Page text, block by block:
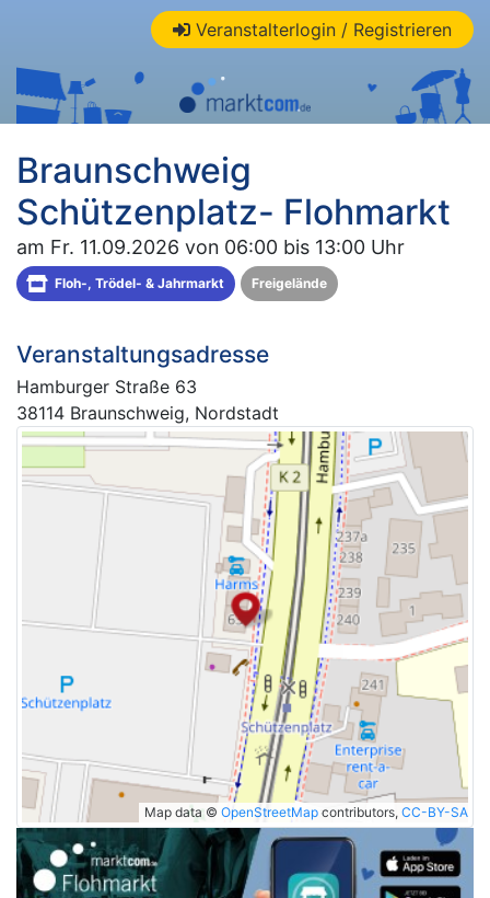
Veranstalterlogin / Registrieren
Braunschweig
Schützenplatz- Flohmarkt
am Fr. 11.09.2026 von 06:00 bis 13:00 Uhr
Floh-, Trödel- & Jahrmarkt Freigelände
Veranstaltungsadresse
Hamburger Straße 63
38114 Braunschweig, Nordstadt
Map data © OpenStreetMap contributors, CC-BY-SA